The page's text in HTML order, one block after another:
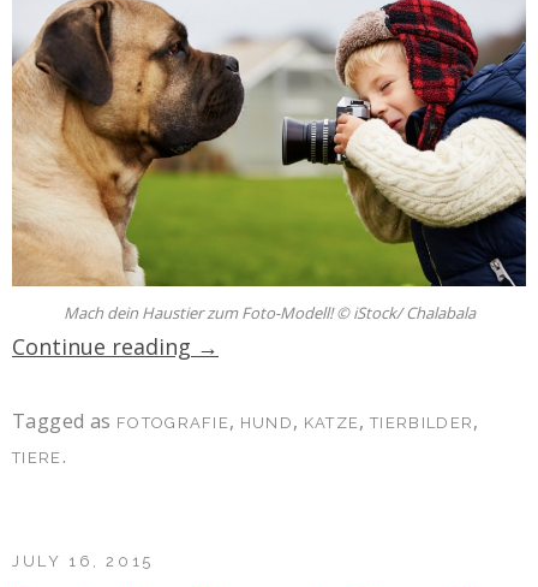
Mach dein Haustier zum Foto-Modell! © iStock/ Chalabala
Continue reading →
Tagged as FOTOGRAFIE, HUND , KATZE,TIERBILDER ,
TIERE .
JULY 16, 2015